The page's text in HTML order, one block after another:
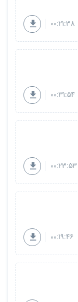
00:21:38
00:31:54
00:23:53
00:19:46